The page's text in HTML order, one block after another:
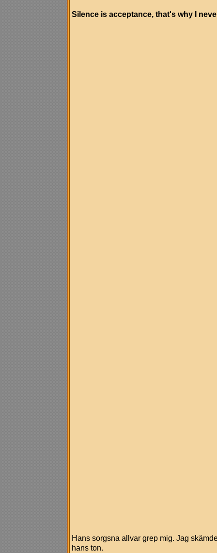
Silence is acceptance, that's why I
Hans sorgsna allvar grep mig. Jag
hans ton.